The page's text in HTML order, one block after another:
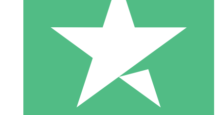
Pacchetti di Crediti Individuali
Paga a consumo con crediti di download. Nessun impegno
1 Download
10